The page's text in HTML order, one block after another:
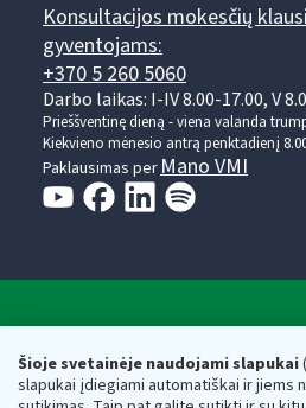
Šioje svetainėje naudojami slapukai
slapukai įdiegiami automatiškai ir jiems
Konsultacijos mokesčių
gyventojams:
+370 5 260 5060
Darbo laikas: I-IV 8.00-17.00, V
Prieššventinę dieną - viena valanda
Kiekvieno mėnesio antrą penktadienį
Paklausimas per Mano VMI
Respublikos finansų
Biudžetinė įstaiga. Juridinio asmens